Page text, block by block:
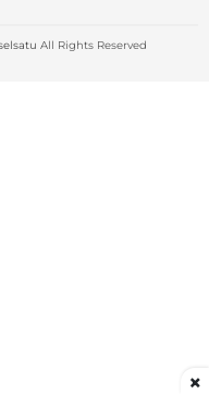
All Rights Reserved
×